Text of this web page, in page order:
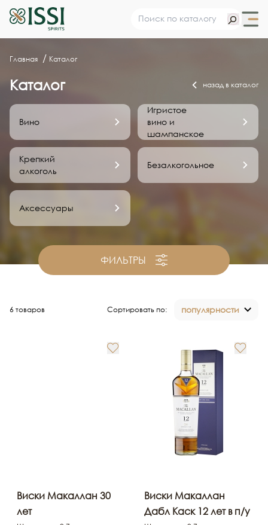
Главная Каталог
Каталог назад в каталог
Вино
Игристое
вино и
шампанское
Крепкий
алкоголь
Безалкогольное
Аксессуары
ФИЛЬТРЫ
6 товаров Сортировать по: популярности
Виски Макаллан 30
лет
Виски Макаллан
Дабл Каск 12 лет в п/у